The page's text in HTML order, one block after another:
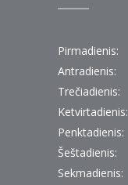
Pirmadienis:
Antradienis:
Trečiadienis:
Ketvirtadienis:
Penktadienis:
Šeštadienis:
Sekmadienis: